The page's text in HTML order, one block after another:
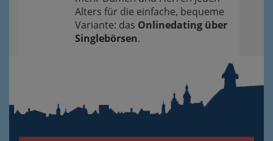
Alters für die einfache, bequeme
Variante: das Onlinedating über
Singlebörsen.